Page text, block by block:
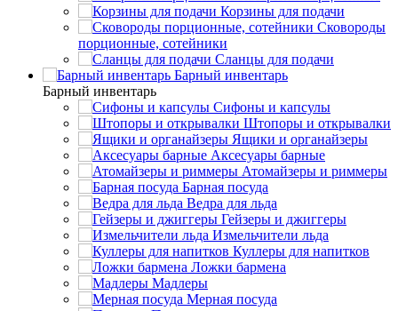
Корзины для подачи
Сковороды
порционные, сотейники
Сланцы для подачи
Барный инвентарь
Барный инвентарь
Сифоны и капсулы
Штопоры и открывалки
Ящики и органайзеры
Аксесуары барные
Атомайзеры и риммеры
Барная посуда
Ведра для льда
Гейзеры и джиггеры
Измельчители льда
Куллеры для напитков
Ложки бармена
Мадлеры
Мерная посуда